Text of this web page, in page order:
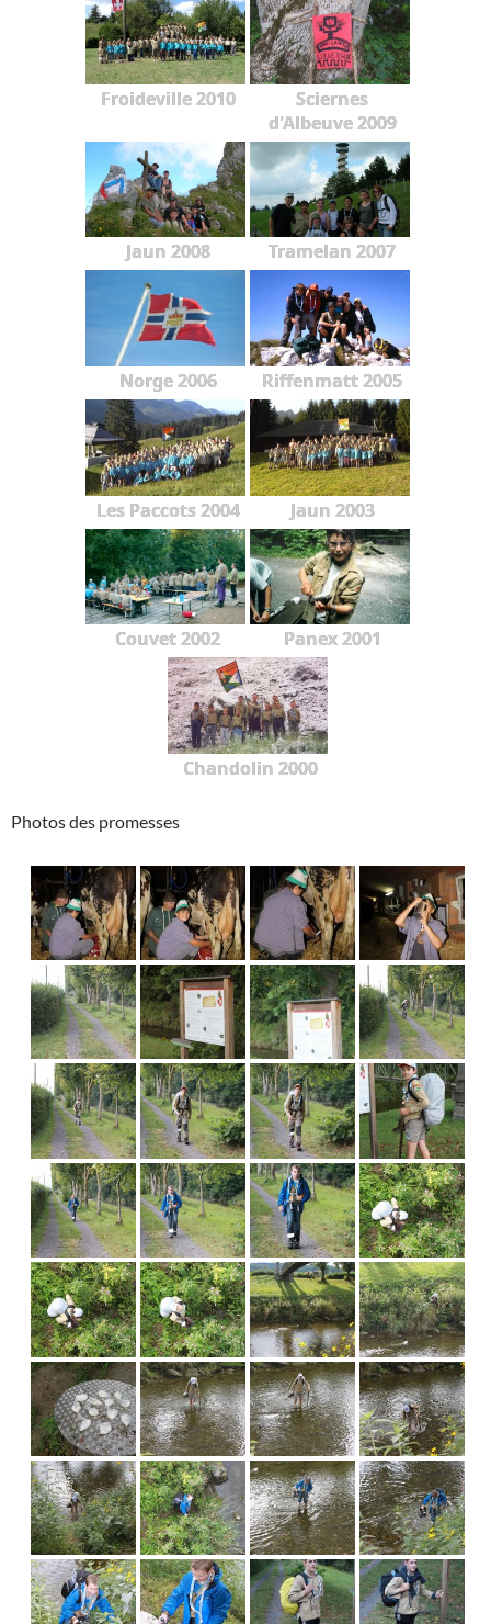
Froideville 2010
Sciernes
d'Albeuve 2009
Jaun 2008 Tramelan 2007
Norge 2006 Riffenmatt 2005
Les Paccots 2004 Jaun 2003
Couvet 2002 Panex 2001
Chandolin 2000
Photos des promesses